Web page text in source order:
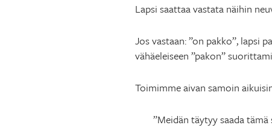
Lapsi saattaa vastata näihin
Jos vastaan: ”on pakko”, lapsi
vähäeleiseen ”pakon”
Toimimme aivan samoin
”Meidän täytyy saada